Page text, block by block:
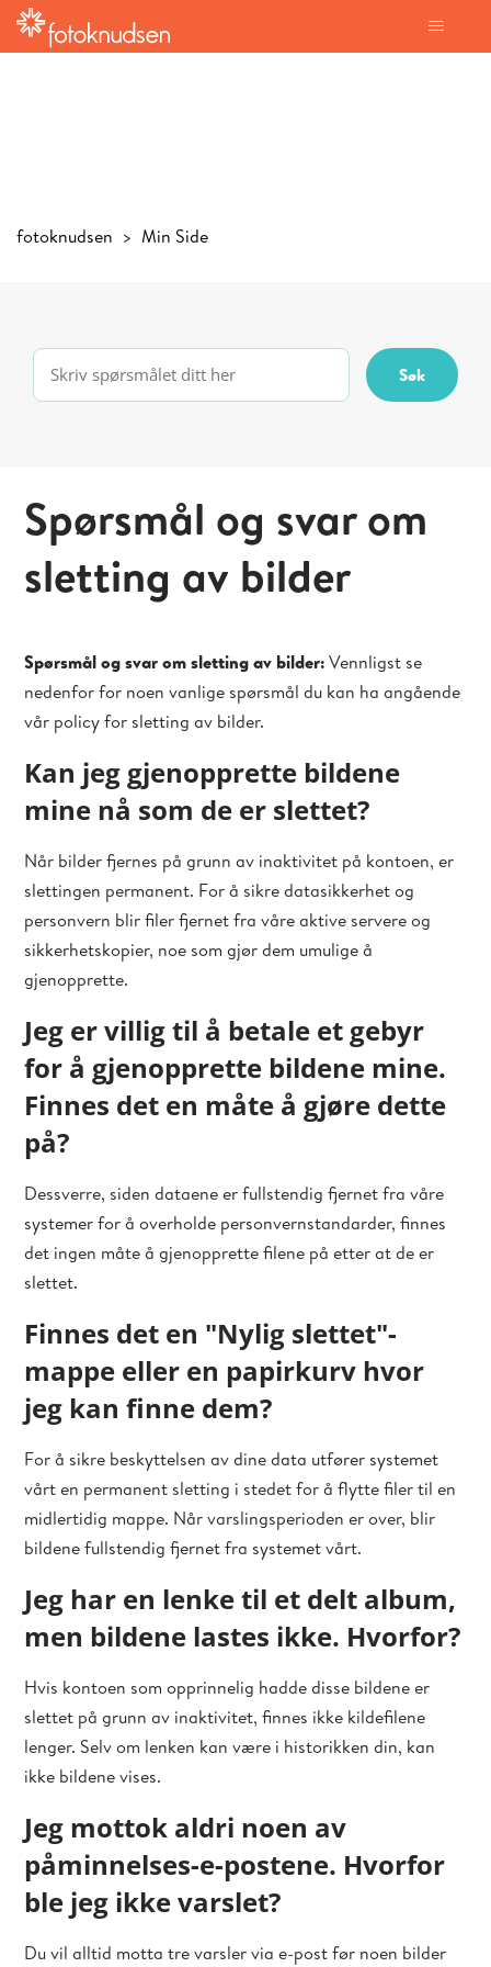
fotoknudsen Min Side
Spørsmål og svar om
sletting av bilder
Spørsmål og svar om sletting av bilder:Vennligst se
nedenfor for noen vanlige spørsmål du kan ha angående
vår policy for sletting av bilder.
Kan jeg gjenopprette bildene
mine nå som de er slettet?
Når bilder fjernes på grunn av inaktivitet på kontoen, er
slettingen permanent. For å sikre datasikkerhet og
personvern blir filer fjernet fra våre aktive servere og
sikkerhetskopier, noe som gjør dem umulige å
gjenopprette.
Jeg er villig til å betale et gebyr
for å gjenopprette bildene mine.
Finnes det en måte å gjøre dette
på?
Dessverre, siden dataene er fullstendig fjernet fra våre
systemer for å overholde personvernstandarder, finnes
det ingen måte å gjenopprette filene på etter at de er
slettet.
Finnes det en "Nylig slettet"-
mappe eller en papirkurv hvor
jeg kan finne dem?
For å sikre beskyttelsen av dine data utfører systemet
vårt en permanent sletting i stedet for å flytte filer til en
midlertidig mappe. Når varslingsperioden er over, blir
bildene fullstendig fjernet fra systemet vårt.
Jeg har en lenke til et delt album,
men bildene lastes ikke. Hvorfor?
Hvis kontoen som opprinnelig hadde disse bildene er
slettet på grunn av inaktivitet, finnes ikke kildefilene
lenger. Selv om lenken kan være i historikken din, kan
ikke bildene vises.
Jeg mottok aldri noen av
påminnelses-e-postene. Hvorfor
ble jeg ikke varslet?
Du vil alltid motta tre varsler via e-post før noen bilder